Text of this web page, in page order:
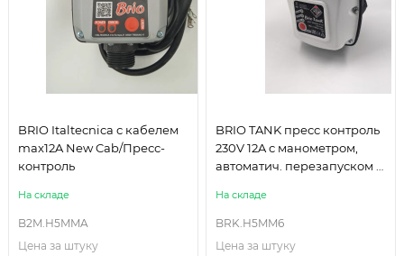
BRIO Italtecnica с кабелем
max12A New Cab/Пресс-
контроль
На складе
B2M.H5MMA
Цена за штуку
BRIO TANK пресс контроль
230V 12A с манометром,
автоматич. перезапуском и
На складе
BRK.H5MM6
Цена за штуку